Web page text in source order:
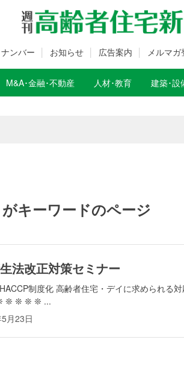
ンバー お知らせ 広告案内 メルマガ
M&A･金融･不動産 人材･教育 建築･設
がキーワードのページ
法改正対策セミナー
制度化 高齢者住宅・デイに求められる対
❊ ❊ ❊ ❊ ...
月23日